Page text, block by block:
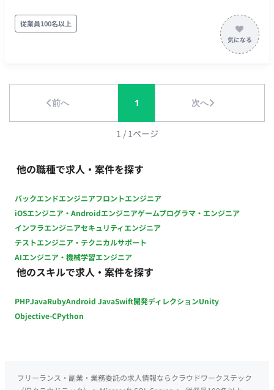
併用（出社対応可能な方)、目黒もしくは木場 ■面談回数：1回
従業員100名以上
前へ 1 次へ
1 / 1ページ
他の職種で求人・案件を探す
バックエンドエンジニアフロントエンジニア
iOSエンジニア・Androidエンジニアゲームプログラマ・エンジニア
インフラエンジニアセキュリティエンジニア
テストエンジニア・テクニカルサポート
AIエンジニア・機械学習エンジニア
他のスキルで求人・案件を探す
PHPJavaRubyAndroid JavaSwift開発ディレクションUnity
Objective-CPython
フリーランス・副業・業務委託の求人情報ならクラウドワークステック